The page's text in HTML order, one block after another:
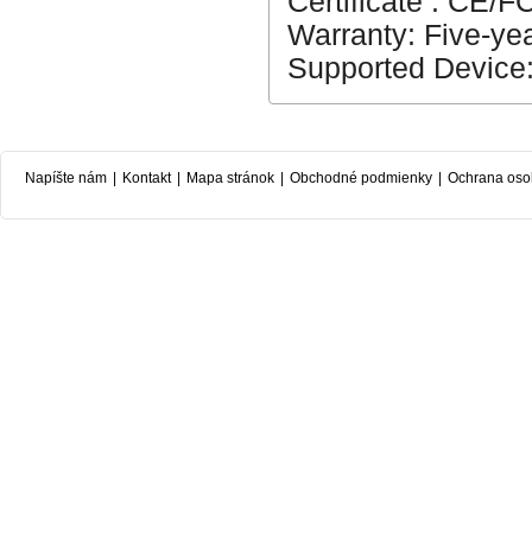
Warranty: Five-
Supported
Napíšte nám | Kontakt | Mapa stránok | Obchodné podmienky | Ochrana